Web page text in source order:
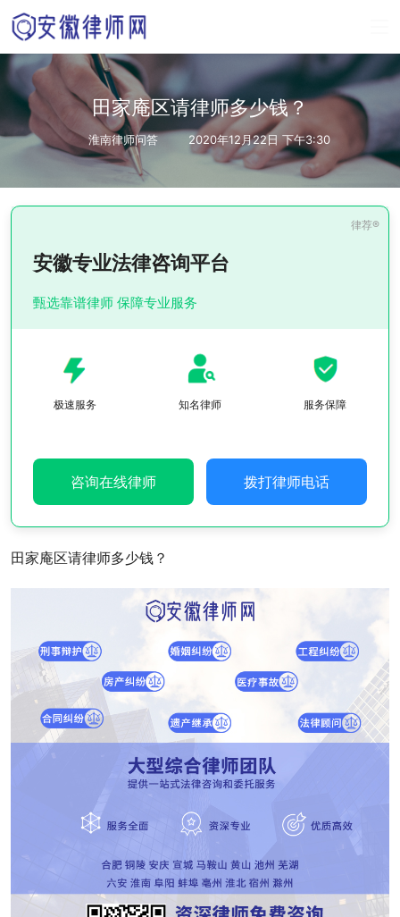
田家庵区请律师多少钱？
淮南律师问答 2020年12月22日 下午3:30
安徽专业法律咨询平台
甄选靠谱律师 保障专业服务
极速服务 知名律师 服务保障
咨询在线律师 拨打律师电话
田家庵区请律师多少钱？